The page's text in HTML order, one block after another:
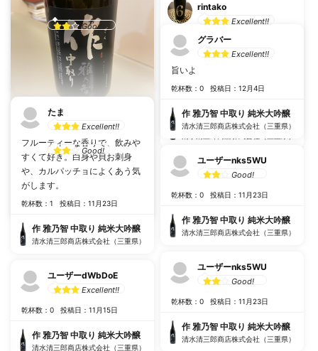
rintako
Excellent!!
フルーティな香り。雑味もな
く、スッキリ。甘みも強くはな
いので食事の邪魔にならない。
作 雅乃智 中取り 純米大吟醸
モリモト・ケンタ
Good!
乾杯数：3 投稿日：1月28日
作 雅乃智 中取り 純米大吟醸
清水清三郎商店株式会社（三重県）
Good!
乾杯数：0 投稿日：1月24日
清水清三郎商店株式会社（三重県）
グラバー
Excellent!!
旨いよ
乾杯数：0 投稿日：12月4日
作 雅乃智 中取り 純米大吟醸
清水清三郎商店株式会社（三重県）
たま
Excellent!!
フルーティーな香りで、飲みや
すくて好き。白身や貝お刺身
や、カルパッチョによくあう気
がします。
乾杯数：1 投稿日：11月23日
作 雅乃智 中取り 純米大吟醸
清水清三郎商店株式会社（三重県）
ユーザーnks5WU
Good!
乾杯数：0 投稿日：11月23日
作 雅乃智 中取り 純米大吟醸
清水清三郎商店株式会社（三重県）
ユーザーnks5WU
Good!
乾杯数：0 投稿日：11月23日
作 雅乃智 中取り 純米大吟醸
清水清三郎商店株式会社（三重県）
ユーザーdWbDoE
Excellent!!
乾杯数：0 投稿日：11月15日
作 雅乃智 中取り 純米大吟醸
清水清三郎商店株式会社（三重県）